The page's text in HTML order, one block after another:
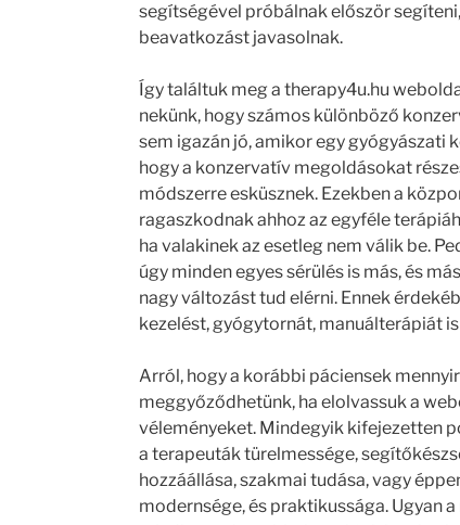
segítségével próbálnak először
beavatkozást javasolnak.
Így találtuk meg a therapy4u.hu
nekünk, hogy számos különböző
sem igazán jó, amikor egy gyógyászati
hogy a konzervatív megoldásokat
módszerre esküsznek. Ezekben a
ragaszkodnak ahhoz az egyféle
ha valakinek az esetleg nem válik be.
úgy minden egyes sérülés is más, és
nagy változást tud elérni. Ennek
kezelést, gyógytornát, manuálterápiát
Arról, hogy a korábbi páciensek
meggyőződhetünk, ha elolvassuk a
véleményeket. Mindegyik kifejezetten
a terapeuták türelmessége,
hozzáállása, szakmai tudása, vagy
modernsége, és praktikussága. Ugyan